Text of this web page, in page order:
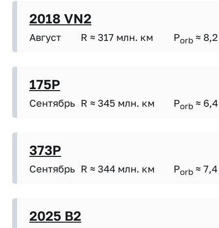
2018 VN2
Август R ≈ 317 млн. км Porb ≈ 8,2
175P
Сентябрь R ≈ 345 млн. км Porb ≈ 6,4
373P
Сентябрь R ≈ 344 млн. км Porb ≈ 7,4
2025 B2